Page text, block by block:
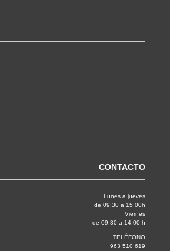
CONTACTO
Lunes a jueves
de 09:30 a 15.00h
Viernes
de 09:30 a 14.00 h
TELÉFONO
963 510 619